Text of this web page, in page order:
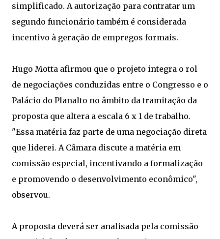
simplificado. A autorização para contratar um
segundo funcionário também é considerada
incentivo à geração de empregos formais.
Hugo Motta afirmou que o projeto integra o rol
de negociações conduzidas entre o Congresso e o
Palácio do Planalto no âmbito da tramitação da
proposta que altera a escala 6 x 1 de trabalho.
"Essa matéria faz parte de uma negociação direta
que liderei. A Câmara discute a matéria em
comissão especial, incentivando a formalização
e promovendo o desenvolvimento econômico",
observou.
A proposta deverá ser analisada pela comissão